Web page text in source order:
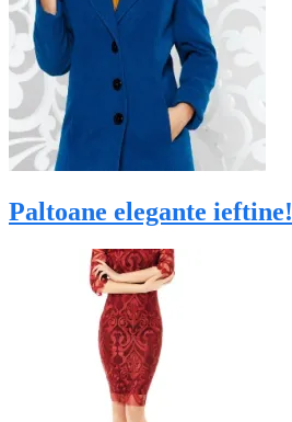
Paltoane elegante ieftine!